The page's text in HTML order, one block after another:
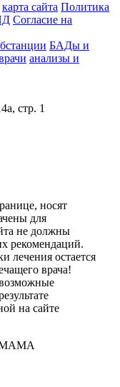
карта сайта Политика
Согласие на
БАДы и
анализы и
стр. 1
носят
для
не должны
рекомендаций.
лечения остается
врача!
на сайте
+МАМА